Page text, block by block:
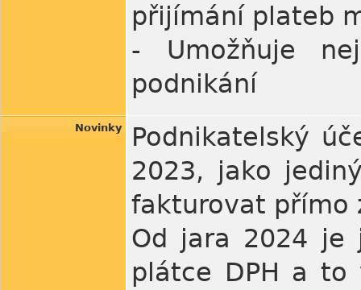
přijímání plateb
- Umožňuje
podnikání
Novinky
Podnikatelský
2023, jako
fakturovat přímo
Od jara 2024 je
plátce DPH a to